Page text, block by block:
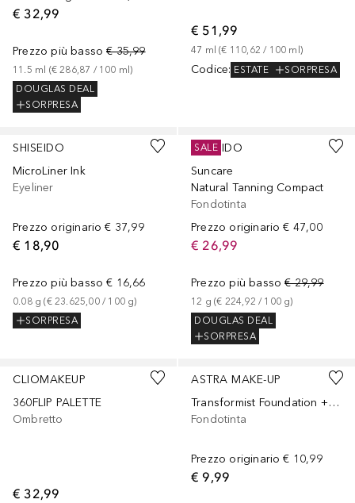
€ 32,99
Prezzo più basso € 35,99
11.5 ml (€ 286,87 / 100 ml)
DOUGLAS DEAL
SORPRESA
€ 51,99
47 ml (€ 110,62 / 100 ml )
Codice: ESTATE SORPRESA
SHISEIDO
MicroLiner Ink
Eyeliner
Prezzo originario € 37,99
€ 18,90
Prezzo più basso € 16,66
0.08 g (€ 23.625,00 / 100 g)
SORPRESA
+7
SHISEIDO
Suncare
Natural Tanning Compact
Fondotinta
Prezzo originario € 47,00
€ 26,99
Prezzo più basso € 29,99
12 g (€ 224,92 / 100 g)
DOUGLAS DEAL
SORPRESA
SALE
CLIOMAKEUP
360FLIP PALETTE
Ombretto
€ 32,99
ASTRA MAKE-UP
Transformist Foundation + Concealer
Fondotinta
Prezzo originario € 10,99
€ 9,99
+3